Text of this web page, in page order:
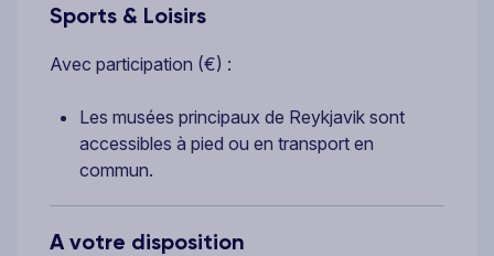
Sports & Loisirs
Avec participation (€) :
Les musées principaux de Reykjavik sont
accessibles à pied ou en transport en
commun.
A votre disposition